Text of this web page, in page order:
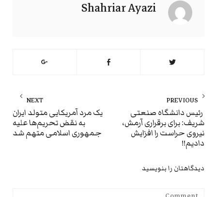
Shahriar Ayazi
راهبری
نوشته
PREVIOUS
Previous
post:
رئیس دانشگاه صنعتی
شریف: برای برقراری آرمش،
نیروی حراست را افزایش
دادیم!!
NEXT
یک مرد آمریکایی متولد ایران
به نقض تحریم‌ها علیه
جمهوری اسلامی متهم شد
دیدگاهتان را بنویسید